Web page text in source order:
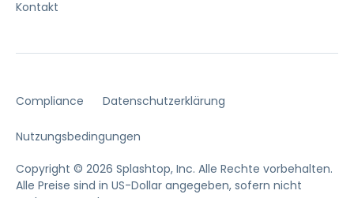
Kontakt
Compliance Datenschutzerklärung
Nutzungsbedingungen
Copyright © 2026 Splashtop, Inc. Alle Rechte vorbehalten.
Alle Preise sind in US-Dollar angegeben, sofern nicht